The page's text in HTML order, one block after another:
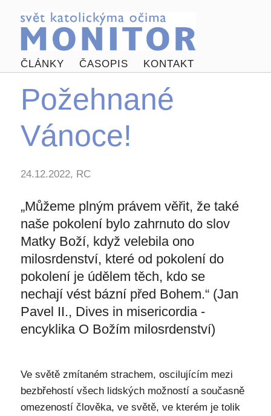
ČLÁNKY ČASOPIS KONTAKT
Požehnané
Vánoce!
24.12.2022, RC
„Můžeme plným právem věřit, že také
naše pokolení bylo zahrnuto do slov
Matky Boží, když velebila ono
milosrdenství, které od pokolení do
pokolení je údělem těch, kdo se
nechají vést bázní před Bohem.“ (Jan
Pavel II., Dives in misericordia -
encyklika O Božím milosrdenství)
Ve světě zmítaném strachem, oscilujícím mezi
bezbřehostí všech lidských možností a současně
omezeností člověka, ve světě, ve kterém je tolik